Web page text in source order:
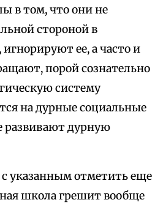
в том, что они не
стороной в
ее, а часто и
порой сознательно
систему
на дурные социальные
развивают дурную
с указанным отметить еще
школа грешит вообще